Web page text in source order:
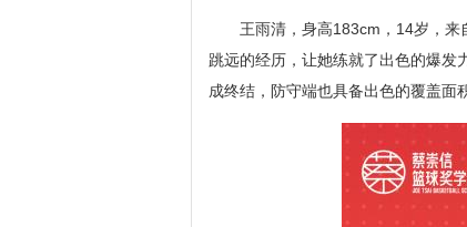
王雨清，身高183cm，14岁，来
跳远的经历，让她练就了出色的爆发
成终结，防守端也具备出色的覆盖面